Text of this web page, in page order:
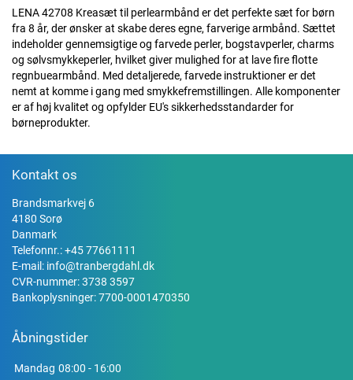
LENA 42708 Kreasæt til perlearmbånd er det perfekte sæt for børn
fra 8 år, der ønsker at skabe deres egne, farverige armbånd. Sættet
indeholder gennemsigtige og farvede perler, bogstavperler, charms
og sølvsmykkeperler, hvilket giver mulighed for at lave fire flotte
regnbuearmbånd. Med detaljerede, farvede instruktioner er det
nemt at komme i gang med smykkefremstillingen. Alle komponenter
er af høj kvalitet og opfylder EU's sikkerhedsstandarder for
børneprodukter.
Kontakt os
Brandsmarkvej 6
4180 Sorø
Danmark
Telefonnr.:+45 77661111
E-mail: info@tranbergdahl.dk
CVR-nummer: 3738 3597
Bankoplysninger: 7700-0001470350
Åbningstider
Mandag 08:00 - 16:00